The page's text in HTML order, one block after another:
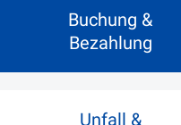
Buchung &
Bezahlung
Unfall &